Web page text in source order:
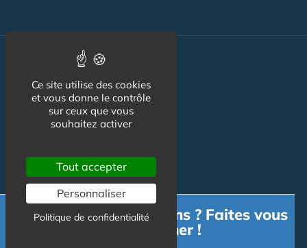
ACTU
Flux RSS
Newsletter
Besoin d'informations ? Faites vous
accompagner !
Ce site utilise des cookies
et vous donne le contrôle
sur ceux que vous
souhaitez activer
Tout accepter
Personnaliser
Politique de confidentialité